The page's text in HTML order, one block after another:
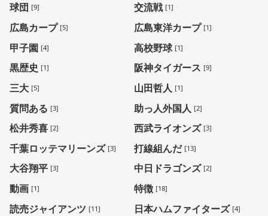
球団 [9] 交流戦 [1]
広島カープ [5] 広島東洋カープ [1]
甲子園 [4] 高校野球 [1]
黒歴史 [1] 阪神タイガース [9]
三大 [5] 山田哲人 [1]
質問ある [3] 助っ人外国人 [2]
松井秀喜 [2] 西武ライオンズ [3]
千葉ロッテマリーンズ [3] 打線組んだ [13]
大谷翔平 [3] 中日ドラゴンズ [2]
動画 [1] 特徴 [18]
読売ジャイアンツ [11] 日本ハムファイターズ [4]